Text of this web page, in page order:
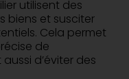
utilisent des
biens et susciter
Cela permet
de
d’éviter des